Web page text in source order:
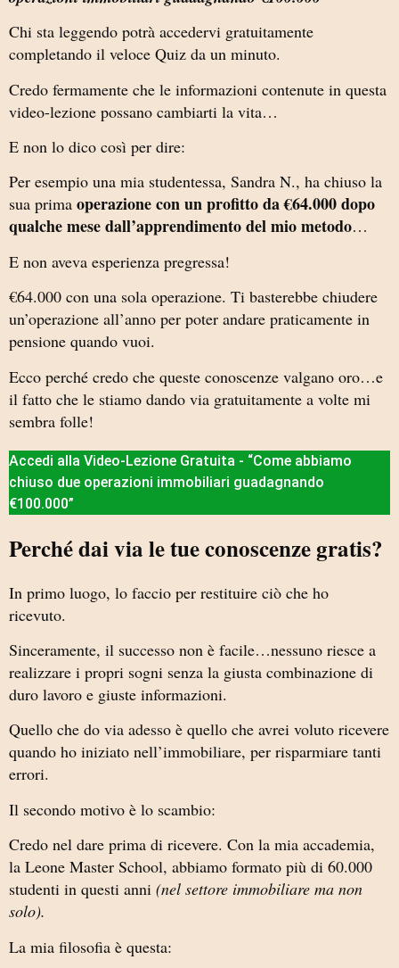
Chi sta leggendo potrà accedervi gratuitamente
completando il veloce Quiz da un minuto.
Credo fermamente che le informazioni contenute in questa
video-lezione possano cambiarti la vita…
E non lo dico così per dire:
Per esempio una mia studentessa, Sandra N., ha chiuso la
sua prima operazione con un profitto da €64.000 dopo
qualche mese dall’apprendimento del mio metodo…
E non aveva esperienza pregressa!
€64.000 con una sola operazione. Ti basterebbe chiudere
un’operazione all’anno per poter andare praticamente in
pensione quando vuoi.
Ecco perché credo che queste conoscenze valgano oro…e
il fatto che le stiamo dando via gratuitamente a volte mi
sembra folle!
Accedi alla Video-Lezione Gratuita - “Come abbiamo
chiuso due operazioni immobiliari guadagnando
€100.000”
Perché dai via le tue conoscenze gratis?
In primo luogo, lo faccio per restituire ciò che ho
ricevuto.
Sinceramente, il successo non è facile…nessuno riesce a
realizzare i propri sogni senza la giusta combinazione di
duro lavoro e giuste informazioni.
Quello che do via adesso è quello che avrei voluto ricevere
quando ho iniziato nell’immobiliare, per risparmiare tanti
errori.
Il secondo motivo è lo scambio:
Credo nel dare prima di ricevere. Con la mia accademia,
la Leone Master School, abbiamo formato più di 60.000
studenti in questi anni (nel settore immobiliare ma non
solo).
La mia filosofia è questa: